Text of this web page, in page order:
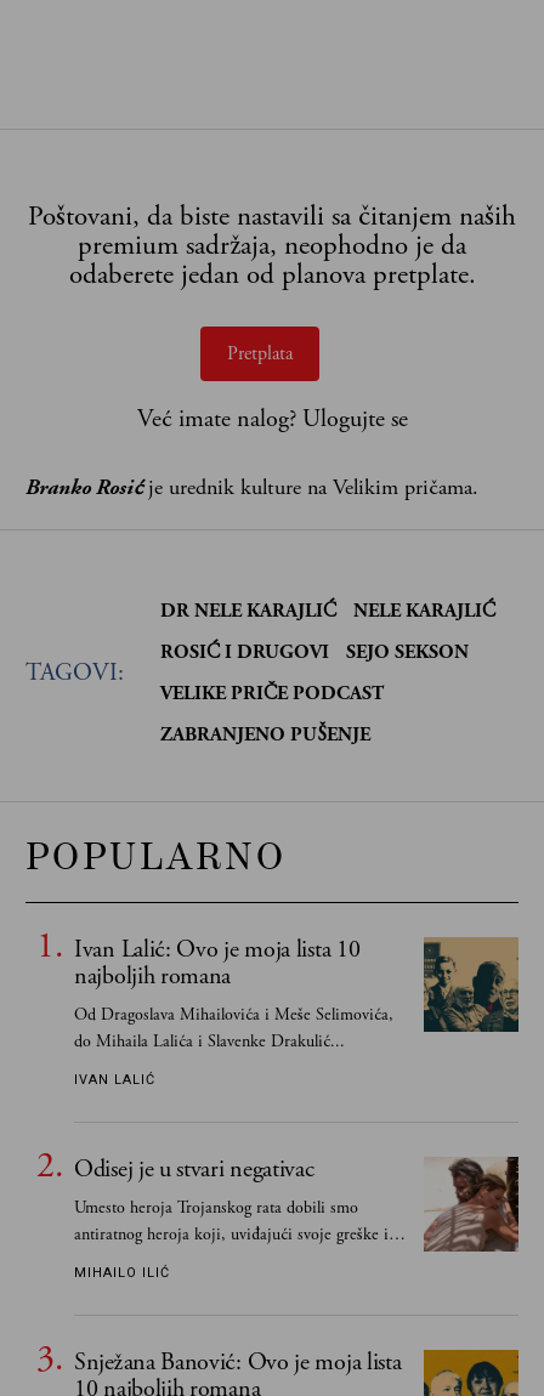
Poštovani, da biste nastavili sa čitanjem naših
premium sadržaja, neophodno je da
odaberete jedan od planova pretplate.
Pretplata
Već imate nalog? Ulogujte se
Branko Rosićje urednik kulture na Velikim pričama.
TAGOVI:
DR NELE KARAJLIĆ
NELE KARAJLIĆ
ROSIĆ I DRUGOVI
SEJO SEKSON
VELIKE PRIČE PODCAST
ZABRANJENO PUŠENJE
POPULARNO
Ivan Lalić: Ovo je moja lista 10
najboljih romana
Od Dragoslava Mihailovića i Meše Selimovića,
do Mihaila Lalića i Slavenke Drakulić...
IVAN LALIĆ
Odisej je u stvari negativac
Umesto heroja Trojanskog rata dobili smo
antiratnog heroja koji, uviđajući svoje greške i
učeći na njima, shvata da postoje stvari koje su
MIHAILO ILIĆ
Snježana Banović: Ovo je moja lista
10 najboljih romana